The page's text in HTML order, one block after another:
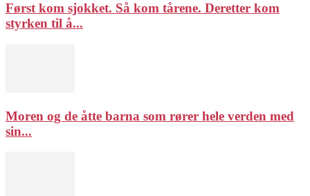
Først kom sjokket. Så kom tårene. Deretter kom
styrken til å...
Moren og de åtte barna som rører hele verden med
sin...